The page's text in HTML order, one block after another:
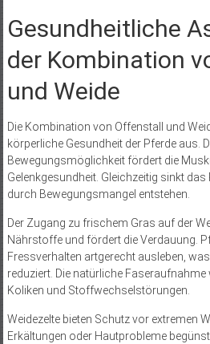
Gesundheitliche
der Kombination
und Weide
Die Kombination von Offenstall und
körperliche Gesundheit der Pferde aus.
Bewegungsmöglichkeit fördert die
Gelenkgesundheit. Gleichzeitig sinkt
durch Bewegungsmangel entstehen.
Der Zugang zu frischem Gras auf der
Nährstoffe und fördert die Verdauung.
Fressverhalten artgerecht ausleben,
reduziert. Die natürliche Faseraufnahme
Koliken und Stoffwechselstörungen.
Weidezelte bieten Schutz vor extremen
Erkältungen oder Hautprobleme